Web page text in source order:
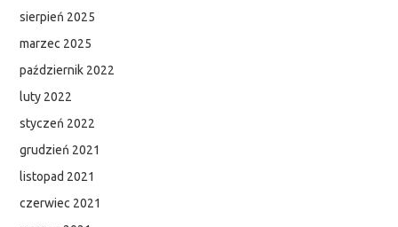
sierpień 2025
marzec 2025
październik 2022
luty 2022
styczeń 2022
grudzień 2021
listopad 2021
czerwiec 2021